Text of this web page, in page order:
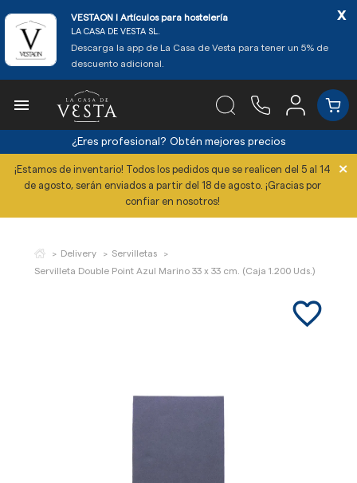
VESTAON l Artículos para hostelería
LA CASA DE VESTA SL.
Descarga la app de La Casa de Vesta para tener un 5% de
descuento adicional.
x

¿Eres profesional? Obtén mejores precios
¡Estamos de inventario! Todos los pedidos que se realicen del 5 al 14
de agosto, serán enviados a partir del 18 de agosto. ¡Gracias por
confiar en nosotros!
×
Delivery
Servilletas
Servilleta Double Point Azul Marino 33 x 33 cm. (Caja 1.200 Uds.)
favorite_border